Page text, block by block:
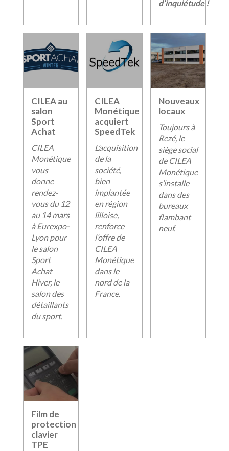
d’inquiétude !
CILEA au
salon
Sport
Achat
CILEA
Monétique
vous
donne
rendez-
vous du 12
au 14 mars
à Eurexpo-
Lyon pour
le salon
Sport
Achat
Hiver, le
salon des
détaillants
du sport.
CILEA
Monétique
acquiert
SpeedTek
L’acquisition
de la
société,
bien
implantée
en région
lilloise,
renforce
l’offre de
CILEA
Monétique
dans le
nord de la
France.
Nouveaux
locaux
Toujours à
Rezé, le
siège social
de CILEA
Monétique
s’installe
dans des
bureaux
flambant
neuf.
Film de
protection
clavier
TPE